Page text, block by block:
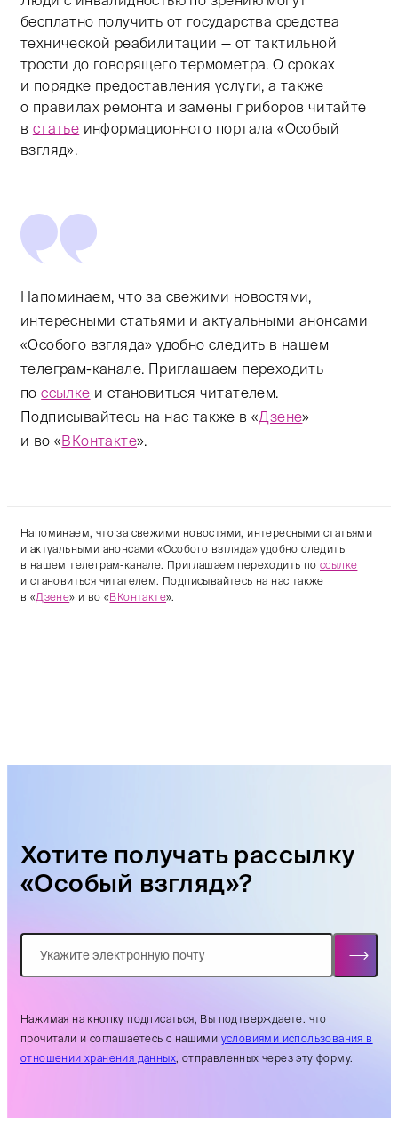
бесплатно получить от государства средства
технической реабилитации — от тактильной
трости до говорящего термометра. О сроках
и порядке предоставления услуги, а также
о правилах ремонта и замены приборов читайте
в статье информационного портала «Особый
взгляд».
Напоминаем, что за свежими новостями,
интересными статьями и актуальными анонсами
«Особого взгляда» удобно следить в нашем
телеграм-канале. Приглашаем переходить
поссылке и становиться читателем.
Подписывайтесь на нас также в «Дзене»
и во «ВКонтакте».
Напоминаем, что за свежими новостями, интересными статьями
и актуальными анонсами «Особого взгляда» удобно следить
в нашем телеграм-канале. Приглашаем переходить по ссылке
и становиться читателем. Подписывайтесь на нас также
в «Дзене» и во «ВКонтакте».
Хотите получать рассылку
«Особый взгляд»?
Нажимая на кнопку подписаться, Вы подтверждаете. что
прочитали и соглашаетесь с нашими условиями использования в
отношении хранения данных, отправленных через эту форму.